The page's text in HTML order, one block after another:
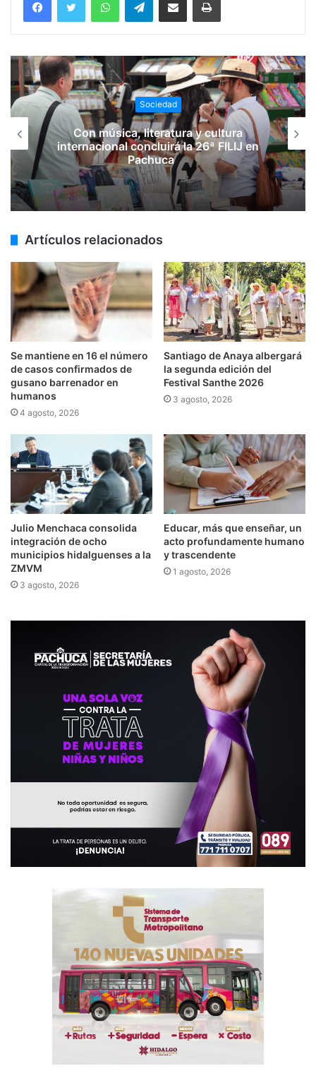
Sociedad
Con música, literatura y cultura
internacional concluirá la 26ª FILIJ en
Pachuca
Artículos relacionados
Se mantiene en 16 el número
de casos confirmados de
gusano barrenador en
humanos
4 agosto, 2026
Santiago de Anaya albergará
la segunda edición del
Festival Santhe 2026
3 agosto, 2026
Julio Menchaca consolida
integración de ocho
municipios hidalguenses a la
ZMVM
3 agosto, 2026
Educar, más que enseñar, un
acto profundamente humano
y trascendente
1 agosto, 2026